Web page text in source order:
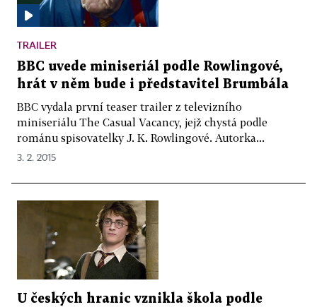
TRAILER
BBC uvede miniseriál podle Rowlingové,
hrát v něm bude i představitel Brumbála
BBC vydala první teaser trailer z televizního
miniseriálu The Casual Vacancy, jejž chystá podle
románu spisovatelky J. K. Rowlingové. Autorka...
3. 2. 2015
U českých hranic vznikla škola podle